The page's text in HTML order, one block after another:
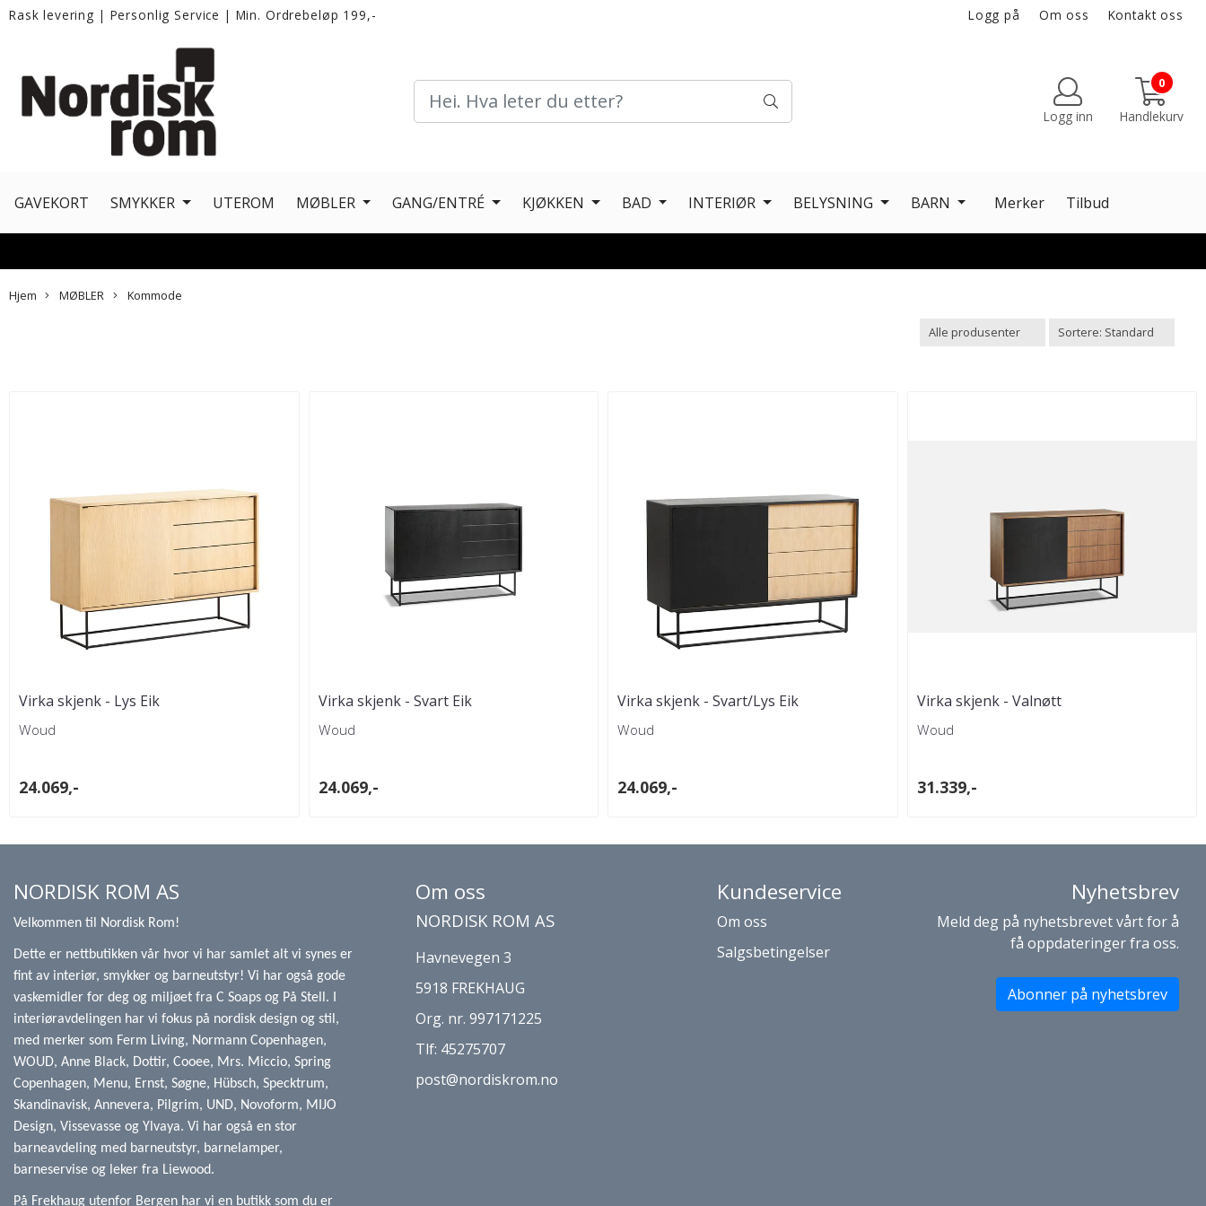
Rask levering | Personlig Service | Min. Ordrebeløp 199,- Logg på Om oss Kontakt oss
Logg inn
0
Handlekurv
GAVEKORT SMYKKER UTEROM MØBLER GANG/ENTRÉ KJØKKEN BAD INTERIØR BELYSNING BARN Merker Tilbud
Hjem MØBLER Kommode
Virka skjenk - Lys Eik
Woud
24.069,-
Virka skjenk - Svart Eik
Woud
24.069,-
Virka skjenk - Svart/Lys Eik
Woud
24.069,-
Virka skjenk - Valnøtt
Woud
31.339,-
NORDISK ROM AS
Velkommen til Nordisk Rom!
Dette er nettbutikken vår hvor vi har samlet alt vi synes er
fint av interiør, smykker og barneutstyr! Vi har også gode
vaskemidler for deg og miljøet fra C Soaps og På Stell. I
interiøravdelingen har vi fokus på nordisk design og stil,
med merker som Ferm Living, Normann Copenhagen,
WOUD, Anne Black, Dottir, Cooee, Mrs. Miccio, Spring
Copenhagen, Menu, Ernst, Søgne, Hübsch, Specktrum,
Skandinavisk, Annevera, Pilgrim, UND, Novoform, MIJO
Design, Vissevasse og Ylvaya. Vi har også en stor
barneavdeling med barneutstyr, barnelamper,
barneservise og leker fra Liewood.
På Frekhaug utenfor Bergen har vi en butikk som du er
Om oss
NORDISK ROM AS
Havnevegen 3
5918 FREKHAUG
Org. nr. 997171225
Tlf: 45275707
post@nordiskrom.no
Kundeservice
Om oss
Salgsbetingelser
Nyhetsbrev
Meld deg på nyhetsbrevet vårt for å
få oppdateringer fra oss.
Abonner på nyhetsbrev